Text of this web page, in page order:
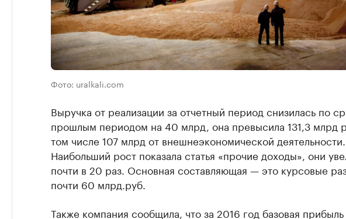
Фото: uralkali.com
Выручка от реализации за отчетный период снизилась по
прошлым периодом на 40 млрд, она превысила 131,3 млрд
том числе 107 млрд от внешнеэкономической деятельности.
Наибольший рост показала статья «прочие доходы», они
почти в 20 раз. Основная составляющая — это курсовые
почти 60 млрд.руб.
Также компания сообщила, что за 2016 год базовая